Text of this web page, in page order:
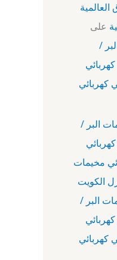
على
/
رقم كهربائي
كهربائي
البر /
كهربائي
مخيمات
الكويت
البر /
رقم كهربائي
كهربائي